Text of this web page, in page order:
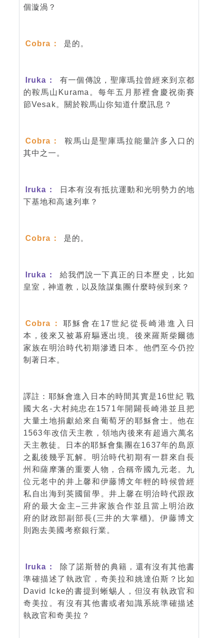
個漩渦？
Cobra： 是的。
Iruka：
有一個傳說，聖庫瑪拉曾經來到京都
的鞍馬山Kurama。每年五月那裡會慶祝衛賽
節Vesak。關於鞍馬山你知道什麼訊息？
Cobra：
鞍馬山是聖庫瑪拉能量許多入口的
其中之一。
Iruka：
日本有沒有抵抗運動和光明勢力的地
下基地和高速列車？
Cobra： 是的。
Iruka：
給我們說一下真正的日本歷史，比如
皇室，神道教，以及陰謀集團什麼時候到來？
Cobra：
耶穌會在17世紀從長崎港進入日
本，後來又被幕府驅逐出境。後來羅斯柴爾德
家族在明治時代初期滲透日本。他們至今仍控
制著日本。
譯註：耶穌會進入日本的時間其實是16世紀 戰
國大名-大村純忠在1571年開闢長崎港並且把
大量土地捐獻給來自葡萄牙的耶穌會士。他在
1563年改信天主教，領地內後來有超過六萬名
天主教徒。日本的耶穌會集團在1637年的島原
之亂後幾乎瓦解。明治時代初期有一群來自長
州和薩摩藩的重要人物，合稱帝國九元老。九
位元老中的井上馨和伊藤博文年輕的時候曾經
私自出海到英國留學。井上馨在明治時代跟政
府的最大金主–三井家族合作並且當上明治政
府的財政部副部長(三井的大掌櫃)。伊藤博文
則跑去美國考察銀行業。
Iruka：
除了諾斯替的典籍，還有沒有其他書
準確描述了執政官，奇美拉和姚達伯斯？比如
David Icke的書提到蜥蜴人，但沒有執政官和
奇美拉。有沒有其他書或者知識系統準確描述
執政官和奇美拉？